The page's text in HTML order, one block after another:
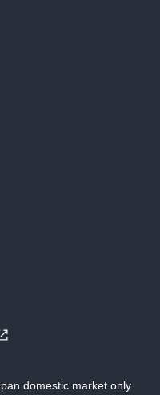
domestic market only